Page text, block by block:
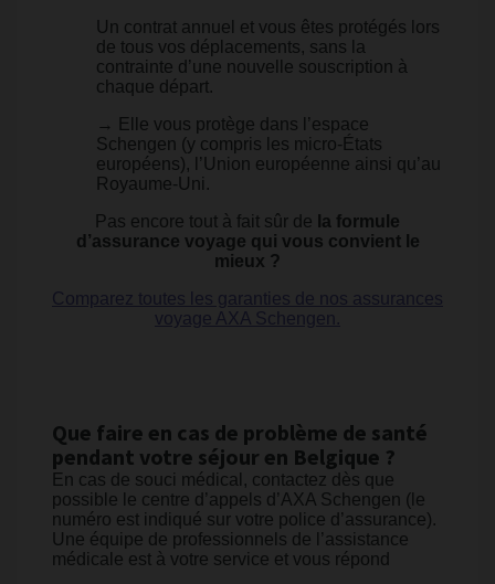
Un contrat annuel et vous êtes protégés lors
de tous vos déplacements, sans la
contrainte d’une nouvelle souscription à
chaque départ.
→ Elle vous protège dans l’espace
Schengen (y compris les micro-États
européens), l’Union européenne ainsi qu’au
Royaume-Uni.
Pas encore tout à fait sûr de la formule
d’assurance voyage qui vous convient le
mieux ?
Comparez toutes les garanties de nos assurances
voyage AXA Schengen.
Que faire en cas de problème de santé
pendant votre séjour en Belgique ?
En cas de souci médical, contactez dès que
possible le centre d’appels d’AXA Schengen (le
numéro est indiqué sur votre police d’assurance).
Une équipe de professionnels de l’assistance
médicale est à votre service et vous répond